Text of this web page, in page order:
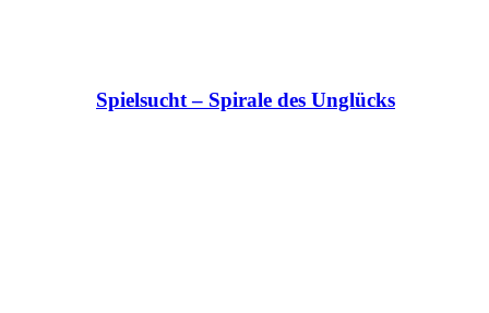
Spielsucht – Spirale des Unglücks